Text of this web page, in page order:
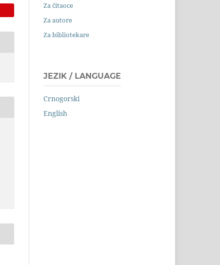
Za čitaoce
Za autore
Za bibliotekare
JEZIK / LANGUAGE
Crnogorski
English